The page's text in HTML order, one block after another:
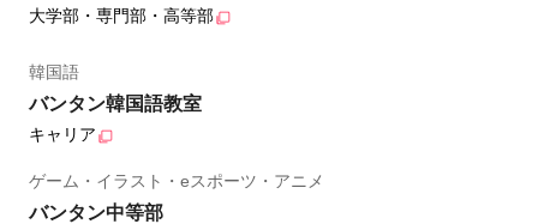
大学部・専門部・高等部
韓国語
バンタン韓国語教室
キャリア
ゲーム・イラスト・eスポーツ・アニメ
バンタン中等部